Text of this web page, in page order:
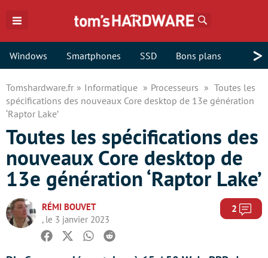
Windows Smartphones SSD Bons plans >
Tomshardware.fr Informatique Processeurs
Toutes les
spécifications des nouveaux Core desktop de 13e génération
‘Raptor Lake’
Toutes les spécifications des
nouveaux Core desktop de
13e génération ‘Raptor Lake’
RÉMI BOUVET
, le 3 janvier 2023
2
Facebook
TwitterWhatsapp
Reddit